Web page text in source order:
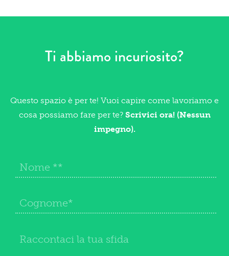
Ti abbiamo incuriosito?
Questo spazio è per te! Vuoi capire come lavoriamo e
cosa possiamo fare per te? Scrivici ora! (Nessun
impegno).